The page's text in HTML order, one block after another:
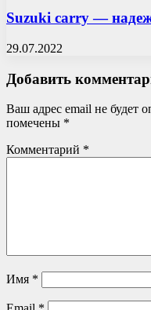
Suzuki carry —
29.07.2022
Добавить
Ваш адрес email не будет
помечены *
Комментарий *
Имя *